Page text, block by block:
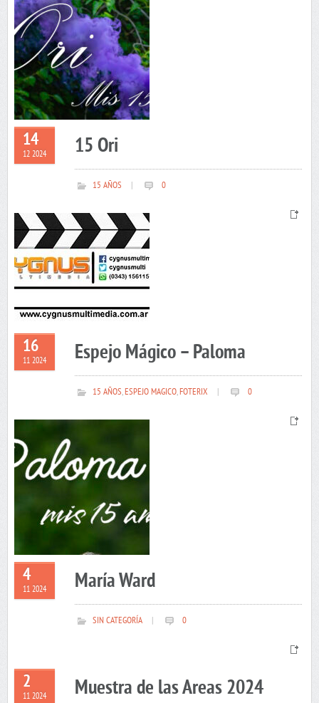
14
12 2024 15 Ori
15 AÑOS 0
16
11 2024 Espejo Mágico – Paloma
15 AÑOS,ESPEJO MAGICO,FOTERIX 0
4
11 2024 María Ward
SIN CATEGORÍA 0
2
11 2024 Muestra de las Areas 2024